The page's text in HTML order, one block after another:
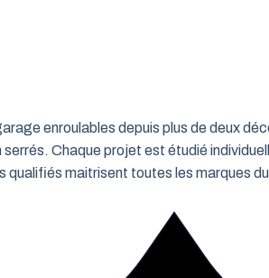
enroulables depuis plus de deux
Chaque projet est étudié
maitrisent toutes les marques